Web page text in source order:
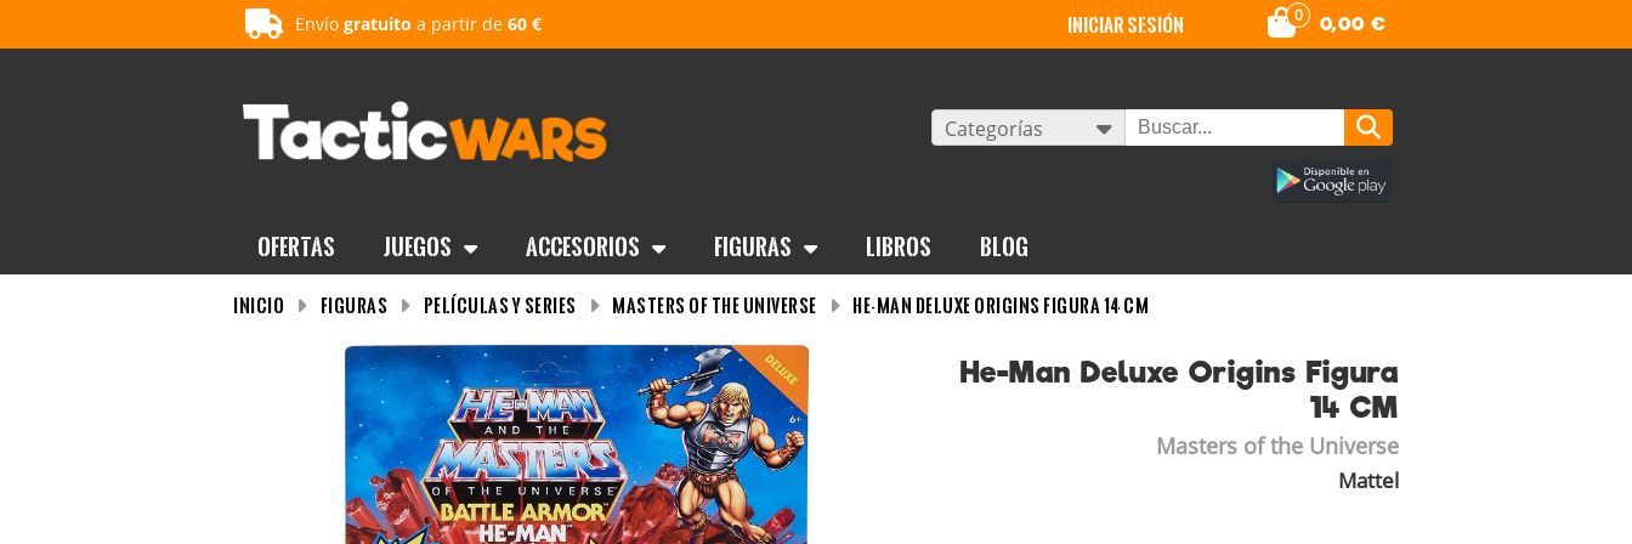
Envío gratuito a partir de 60 € 0 0,00 €
iniciar sesión
Categorías
OFERTAS Juegos Accesorios Figuras Libros BLOG
INICIO Figuras Películas y Series Masters of the Universe He-Man Deluxe Origins Figura 14 CM
He-Man Deluxe Origins Figura
14 CM
Masters of the Universe
Mattel